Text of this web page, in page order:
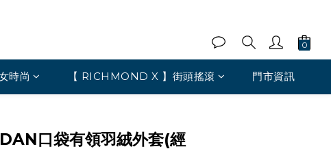
時尚 【 RICHMOND X 】街頭搖滾 門市資訊
口袋有領羽絨外套(經